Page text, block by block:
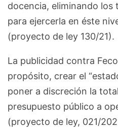
docencia, eliminando los
para ejercerla en éste
(proyecto de ley 130/21).
La publicidad contra
propósito, crear el
poner a discreción la
presupuesto público a
(proyecto de ley, 021/